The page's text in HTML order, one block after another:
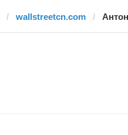
wallstreetcn.com